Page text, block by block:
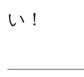
い！